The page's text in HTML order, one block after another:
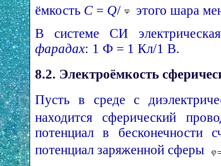
ёмкость C= Q/
этого шара
В системе СИ
фарадах: 1 Ф = 1 Кл/1 В.
8.2. Электроёмкость
Пусть в среде с
находится сферический
потенциал в бесконечности
потенциал заряженной сферы